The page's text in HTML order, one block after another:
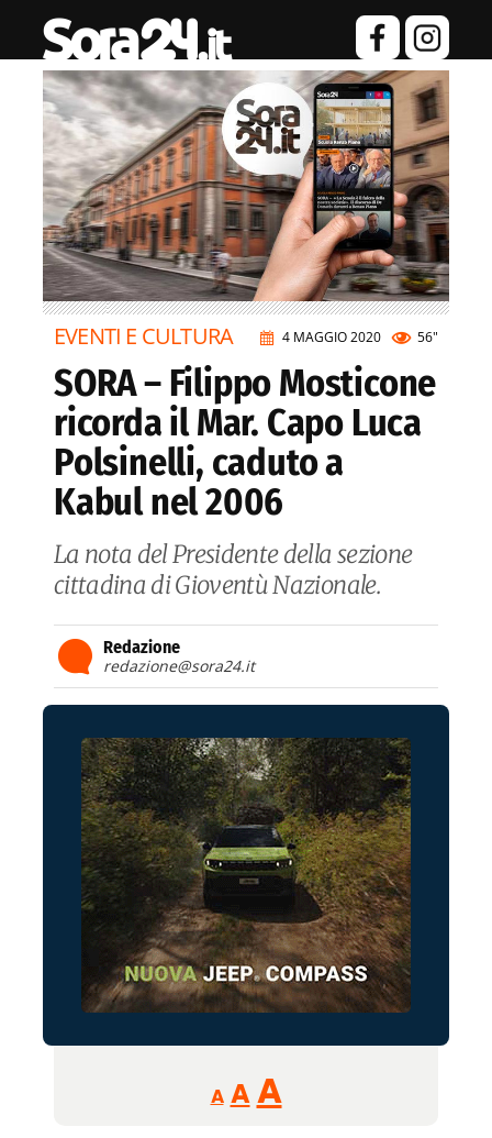
4 MAGGIO 2020 56"
EVENTI E CULTURA
SORA – Filippo Mosticone
ricorda il Mar. Capo Luca
Polsinelli, caduto a
Kabul nel 2006
La nota del Presidente della sezione
cittadina di Gioventù Nazionale.
Redazione
redazione@sora24.it
A
Reducir
tamaño
A Restablecer
AAumentar